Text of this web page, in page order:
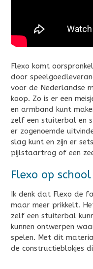
Flexo komt
door
voor de Nederlandse
koop. Zo is er een
en armband kunt
zelf een stuiterbal en
er zogenoemde
slag kunt en zijn er
pijlstaartrog of een
Flexo op school
Ik denk dat Flexo de
maar meer prikkelt.
zelf een stuiterbal
kunnen ontwerpen
spelen. Met dit
de constructieblokjes